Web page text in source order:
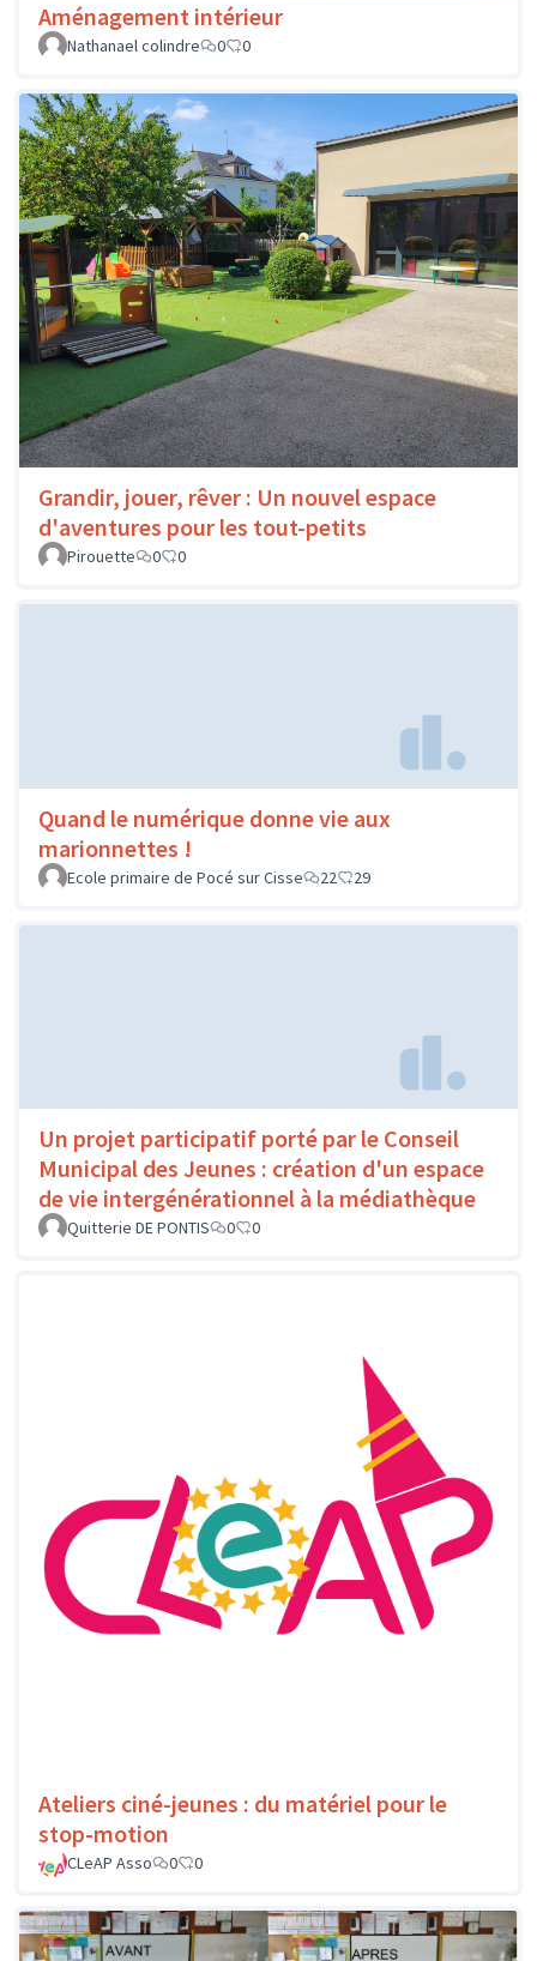
Aménagement intérieur
Nathanael colindre 0 0
Grandir, jouer, rêver : Un nouvel espace
d'aventures pour les tout-petits
Pirouette 0 0
Quand le numérique donne vie aux
marionnettes !
Ecole primaire de Pocé sur Cisse 22 29
Un projet participatif porté par le Conseil
Municipal des Jeunes : création d'un espace
de vie intergénérationnel à la médiathèque
Quitterie DE PONTIS 0 0
Ateliers ciné-jeunes : du matériel pour le
stop-motion
CLeAP Asso 0 0